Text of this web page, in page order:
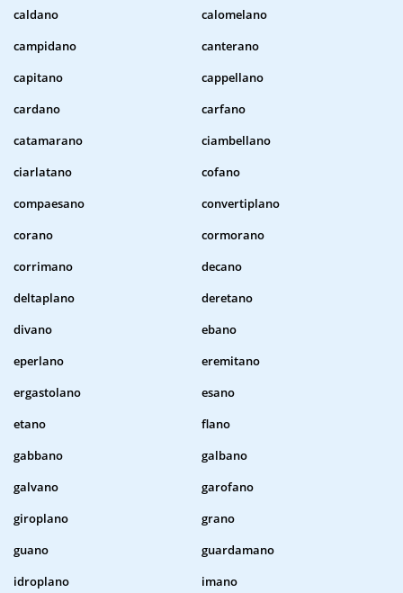
caldano
calomelano
campidano
canterano
capitano
cappellano
cardano
carfano
catamarano
ciambellano
ciarlatano
cofano
compaesano
convertiplano
corano
cormorano
corrimano
decano
deltaplano
deretano
divano
ebano
eperlano
eremitano
ergastolano
esano
etano
flano
gabbano
galbano
galvano
garofano
giroplano
grano
guano
guardamano
idroplano
imano